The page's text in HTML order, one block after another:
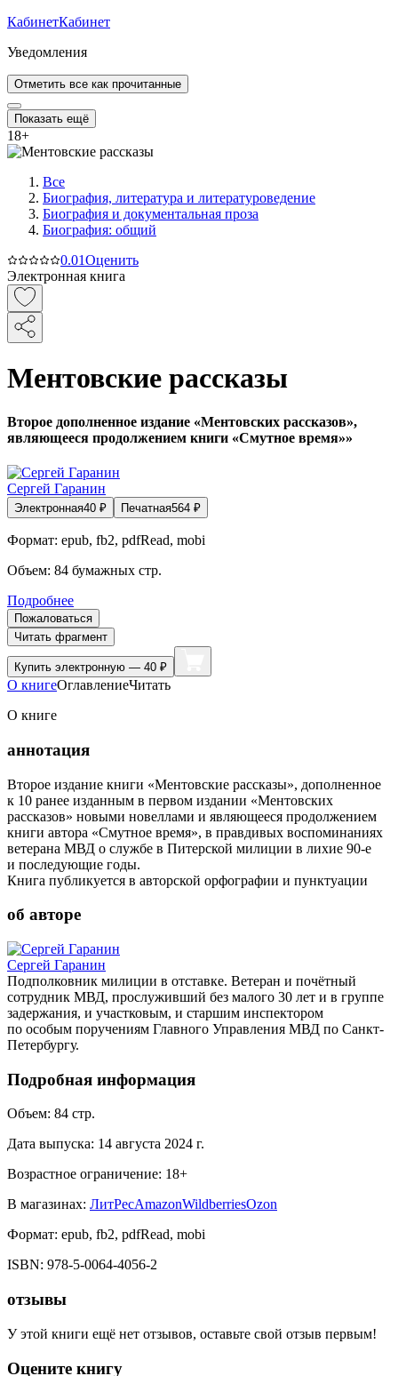
КабинетКабинет
Уведомления
Отметить все как прочитанные
Показать ещё
18+
Все
Биография, литература и литературоведение
Биография и документальная проза
Биография: общий
0.01Оценить
Электронная книга
Ментовские рассказы
Второе дополненное издание «Ментовских рассказов»,
являющееся продолжением книги «Смутное время»»
Сергей Гаранин
Электронная40 ₽ Печатная564 ₽
Формат: epub, fb2, pdfRead, mobi
Объем: 84 бумажных стр.
Подробнее
Пожаловаться
Читать фрагмент
Купить электронную — 40 ₽
О книгеОглавлениеЧитать
О книге
аннотация
Второе издание книги «Ментовские рассказы», дополненное
к 10 ранее изданным в первом издании «Ментовских
рассказов» новыми новеллами и являющееся продолжением
книги автора «Смутное время», в правдивых воспоминаниях
ветерана МВД о службе в Питерской милиции в лихие 90-е
и последующие годы.
Книга публикуется в авторской орфографии и пунктуации
об авторе
Сергей Гаранин
Подполковник милиции в отставке. Ветеран и почётный
сотрудник МВД, прослуживший без малого 30 лет и в группе
задержания, и участковым, и старшим инспектором
по особым поручениям Главного Управления МВД по Санкт-
Петербургу.
Подробная информация
Объем: 84 стр.
Дата выпуска: 14 августа 2024 г.
Возрастное ограничение: 18+
В магазинах: ЛитРесAmazonWildberriesOzon
Формат: epub, fb2, pdfRead, mobi
ISBN: 978-5-0064-4056-2
отзывы
У этой книги ещё нет отзывов, оставьте свой отзыв первым!
Оцените книгу